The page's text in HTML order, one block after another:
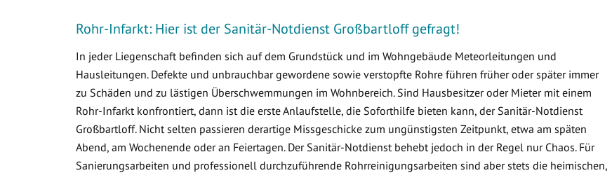
Rohr-Infarkt: Hier ist der Sanitär-Notdienst Großbartloff gefragt!
In jeder Liegenschaft befinden sich auf dem Grundstück und im Wohngebäude Meteorleitungen und
Hausleitungen. Defekte und unbrauchbar gewordene sowie verstopfte Rohre führen früher oder später immer
zu Schäden und zu lästigen Überschwemmungen im Wohnbereich. Sind Hausbesitzer oder Mieter mit einem
Rohr-Infarkt konfrontiert, dann ist die erste Anlaufstelle, die Soforthilfe bieten kann, der Sanitär-Notdienst
Großbartloff. Nicht selten passieren derartige Missgeschicke zum ungünstigsten Zeitpunkt, etwa am späten
Abend, am Wochenende oder an Feiertagen. Der Sanitär-Notdienst behebt jedoch in der Regel nur Chaos. Für
Sanierungsarbeiten und professionell durchzuführende Rohrreinigungsarbeiten sind aber stets die heimischen,